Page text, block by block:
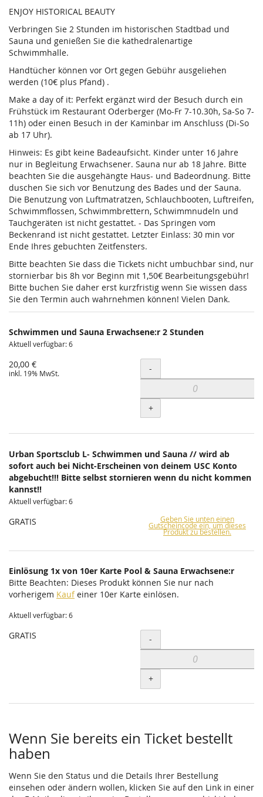
ENJOY HISTORICAL BEAUTY
Verbringen Sie 2 Stunden im historischen Stadtbad und
Sauna und genießen Sie die kathedralenartige
Schwimmhalle.
Handtücher können vor Ort gegen Gebühr ausgeliehen
werden (10€ plus Pfand) .
Make a day of it: Perfekt ergänzt wird der Besuch durch ein
Frühstück im Restaurant Oderberger (Mo-Fr 7-10.30h, Sa-So 7-
11h) oder einen Besuch in der Kaminbar im Anschluss (Di-So
ab 17 Uhr).
Hinweis: Es gibt keine Badeaufsicht. Kinder unter 16 Jahre
nur in Begleitung Erwachsener. Sauna nur ab 18 Jahre. Bitte
beachten Sie die ausgehängte Haus- und Badeordnung. Bitte
duschen Sie sich vor Benutzung des Bades und der Sauna.
Die Benutzung von Luftmatratzen, Schlauchbooten, Luftreifen,
Schwimmflossen, Schwimmbrettern, Schwimmnudeln und
Tauchgeräten ist nicht gestattet. - Das Springen vom
Beckenrand ist nicht gestattet. Letzter Einlass: 30 min vor
Ende Ihres gebuchten Zeitfensters.
Bitte beachten Sie dass die Tickets nicht umbuchbar sind, nur
stornierbar bis 8h vor Beginn mit 1,50€ Bearbeitungsgebühr!
Bitte buchen Sie daher erst kurzfristig wenn Sie wissen dass
Sie den Termin auch wahrnehmen können! Vielen Dank.
Schwimmen und Sauna Erwachsene:r 2 Stunden
Aktuell verfügbar: 6
20,00 €
inkl. 19% MwSt. Menge
-
+
Urban Sportsclub L- Schwimmen und Sauna // wird ab
sofort auch bei Nicht-Erscheinen von deinem USC Konto
abgebucht!!! Bitte selbst stornieren wenn du nicht kommen
kannst!!
Aktuell verfügbar: 6
GRATIS Geben Sie unten einen
Gutscheincode ein, um dieses
Produkt zu bestellen.
Einlösung 1x von 10er Karte Pool & Sauna Erwachsene:r
Bitte Beachten: Dieses Produkt können Sie nur nach
vorherigem Kaufeiner 10er Karte einlösen.
Aktuell verfügbar: 6
GRATIS Menge
-
+
Wenn Sie bereits ein Ticket bestellt
haben
Wenn Sie den Status und die Details Ihrer Bestellung
einsehen oder ändern wollen, klicken Sie auf den Link in einer